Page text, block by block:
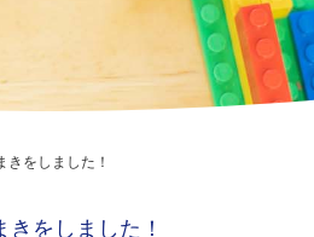
し
ま
た！
をしました！
をしました！